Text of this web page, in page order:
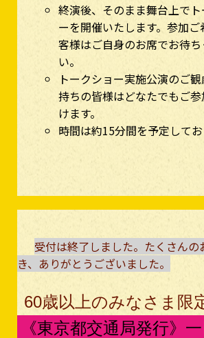
終演後、そのまま舞台上でト
ーを開催いたします。参加ご
客様はご自身のお席でお待ち
い。
トークショー実施公演のご
持ちの皆様はどなたでもご
けます。
時間は約15分間を予定してお
受付は終了しました。たくさんの
き、ありがとうございました。
60歳以上のみなさま限
《東京都交通局発行》